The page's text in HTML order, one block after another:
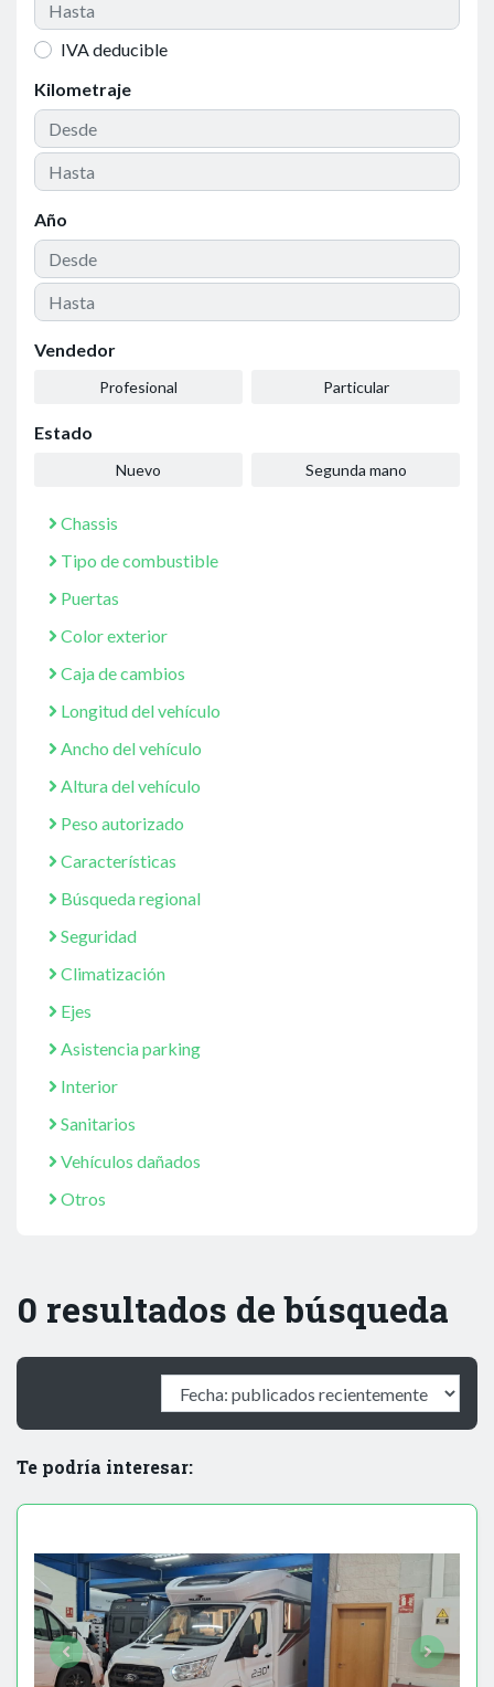
IVA deducible
Kilometraje
Año
Vendedor
Profesional Particular
Estado
Nuevo Segunda mano
Chassis
Tipo de combustible
Puertas
Color exterior
Caja de cambios
Longitud del vehículo
Ancho del vehículo
Altura del vehículo
Peso autorizado
Características
Búsqueda regional
Seguridad
Climatización
Ejes
Asistencia parking
Interior
Sanitarios
Vehículos dañados
Otros
0 resultados de búsqueda
Te podría interesar: